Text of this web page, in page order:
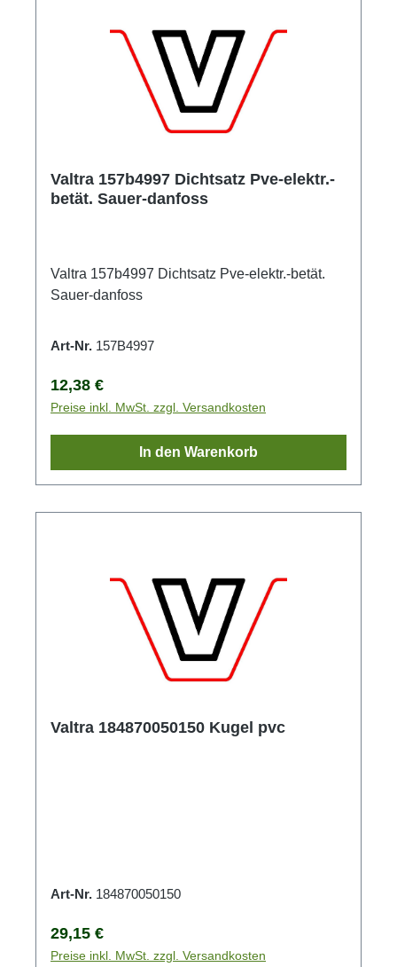
Valtra 157b4997 Dichtsatz Pve-elektr.-
betät. Sauer-danfoss
Valtra 157b4997 Dichtsatz Pve-elektr.-betät.
Sauer-danfoss
Art-Nr. 157B4997
Regulärer Preis:
12,38 €
Preise inkl. MwSt. zzgl. Versandkosten
In den Warenkorb
Valtra 184870050150 Kugel pvc
Art-Nr. 184870050150
Regulärer Preis:
29,15 €
Preise inkl. MwSt. zzgl. Versandkosten